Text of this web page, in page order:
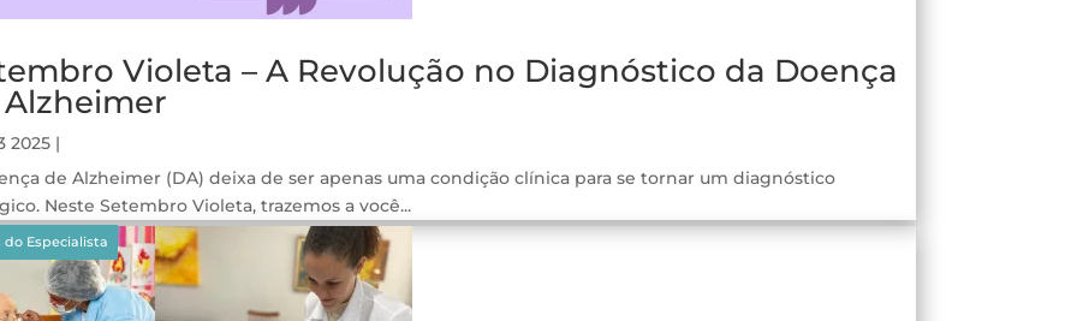
Violeta – A Revolução no Diagnóstico da Doença
2025 |
de Alzheimer (DA) deixa de ser apenas uma condição clínica para se tornar um diagnóstico
Neste Setembro Violeta, trazemos a você...
do Especialista